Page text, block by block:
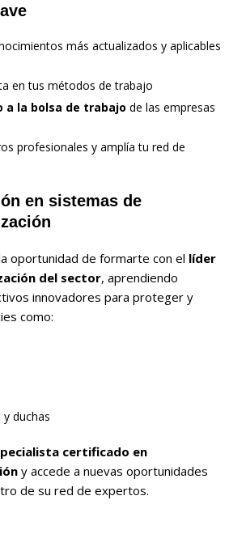
más actualizados y aplicables
en tus métodos de trabajo
a la bolsa de trabajo de las empresas
profesionales y amplía tu red de
en sistemas de
oportunidad de formarte con el líder
del sector, aprendiendo
innovadores para proteger y
como:
duchas
certificado en
y accede a nuevas oportunidades
de su red de expertos.